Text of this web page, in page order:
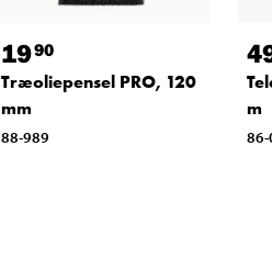
1990
Træoliepensel PRO, 120
mm
88-989
m